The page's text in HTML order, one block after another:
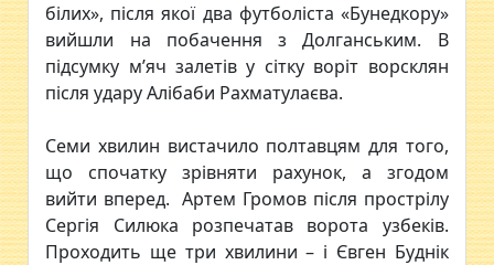
білих», після якої два футболіста «Бунедкору»
вийшли на побачення з Долганським. В
підсумку м’яч залетів у сітку воріт ворсклян
після удару Алібаби Рахматулаєва.
Семи хвилин вистачило полтавцям для того,
що спочатку зрівняти рахунок, а згодом
вийти вперед. Артем Громов після прострілу
Сергія Силюка розпечатав ворота узбеків.
Проходить ще три хвилини – і Євген Буднік